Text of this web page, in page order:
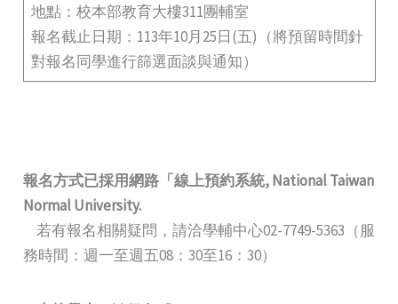
地點：校本部教育大樓311團輔室
報名截止日期：113年10月25日(五)（將預留時間針
對報名同學進行篩選面談與通知）
報名方式已採用網路「線上預約系統, National Taiwan
Normal University.
若有報名相關疑問，請洽學輔中心02-7749-5363（服
務時間：週一至週五08：30至16：30）